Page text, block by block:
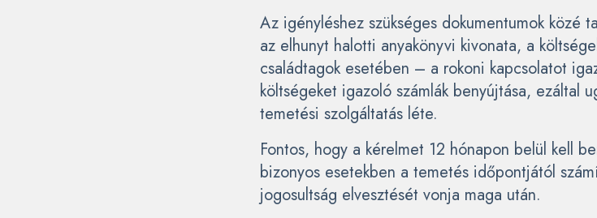
Az igényléshez szükséges dokumentumok közé
az elhunyt halotti anyakönyvi kivonata, a
családtagok esetében – a rokoni kapcsolatot
költségeket igazoló számlák benyújtása, ezáltal
temetési szolgáltatás léte.
Fontos, hogy a kérelmet 12 hónapon belül kell
bizonyos esetekben a temetés időpontjától
jogosultság elvesztését vonja maga után.